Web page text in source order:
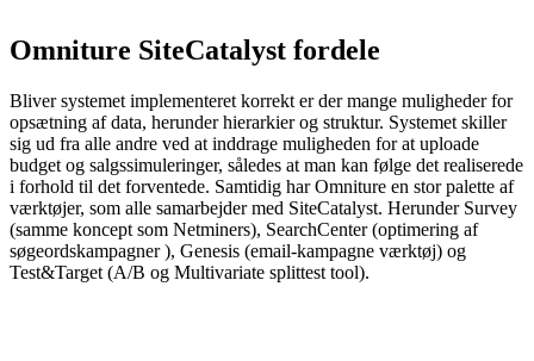
Omniture SiteCatalyst fordele
Bliver systemet implementeret korrekt er der mange muligheder for
opsætning af data, herunder hierarkier og struktur. Systemet skiller
sig ud fra alle andre ved at inddrage muligheden for at uploade
budget og salgssimuleringer, således at man kan følge det realiserede
i forhold til det forventede. Samtidig har Omniture en stor palette af
værktøjer, som alle samarbejder med SiteCatalyst. Herunder Survey
(samme koncept som Netminers), SearchCenter (optimering af
søgeordskampagner ), Genesis (email-kampagne værktøj) og
Test&Target (A/B og Multivariate splittest tool).